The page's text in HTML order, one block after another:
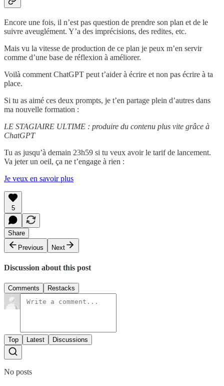
Encore une fois, il n’est pas question de prendre son plan et de le
suivre aveuglément. Y’a des imprécisions, des redites, etc.
Mais vu la vitesse de production de ce plan je peux m’en servir
comme d’une base de réflexion à améliorer.
Voilà comment ChatGPT peut t’aider à écrire et non pas écrire à ta
place.
Si tu as aimé ces deux prompts, je t’en partage plein d’autres dans
ma nouvelle formation :
LE STAGIAIRE ULTIME : produire du contenu plus vite grâce à
ChatGPT
Tu as jusqu’à demain 23h59 si tu veux avoir le tarif de lancement.
Va jeter un oeil, ça ne t’engage à rien :
Je veux en savoir plus
5
Share
Previous
Next
Discussion about this post
Comments Restacks
Top Latest Discussions
No posts